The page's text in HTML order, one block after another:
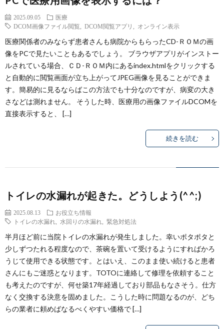
2025.09.05
医療
DCOM画像ファイル閲覧
DCOM閲覧アプリ オンライン表示
医療関係者のみならず患者さんも病院からもらったCD-ＲＯＭの画
像をPCで見たいこともあるでしょう。 ブラウザアプリがインストー
ルされている場合、ＣＤ-ＲＯＭ内にあるindex.htmlをクリックする
と自動的に閲覧画面が立ち上がってJPEG画像を見ることができま
す。簡易的に見るならばこの方法でも十分なのですが、病変の大き
さなどは測れません。 そうした時、医療用の画像ファイルDCOMを
直接表示すると、 […]
続きを読む
トイレの水漏れが起きた。どうしよう(^^;)
2025.08.13
お役立ち情報
トイレの水漏れ
水回りの水漏れ 緊急対処法
半月ほど前に当院トイレの水漏れが発生しました。幸いポタポタと
少しずつたれる程度なので、茶碗を置いて受けるようにすればかろ
うじて使用できる状態です。とはいえ、このまま使い続けると患者
さんにもご迷惑となります。TOTOに連絡して修理を依頼すること
も考えたのですが、何せ築17年経過しており部品もなさそう。仕方
なく交換する決意を固めました。こうした時に問題なるのが、どち
らの業者に頼めばなるべくやすい価格で […]